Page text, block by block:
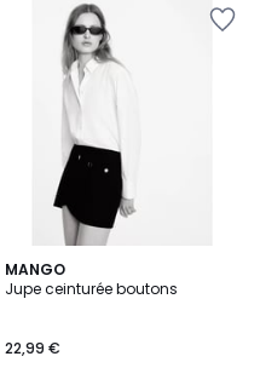
MANGO
Jupe ceinturée boutons
22,99 €